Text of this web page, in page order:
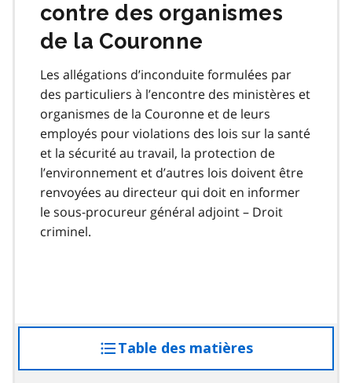
contre des organismes
de la Couronne
Les allégations d’inconduite formulées par
des particuliers à l’encontre des ministères et
organismes de la Couronne et de leurs
employés pour violations des lois sur la santé
et la sécurité au travail, la protection de
l’environnement et d’autres lois doivent être
renvoyées au directeur qui doit en informer
le sous-procureur général adjoint – Droit
criminel.
Table des matières
à